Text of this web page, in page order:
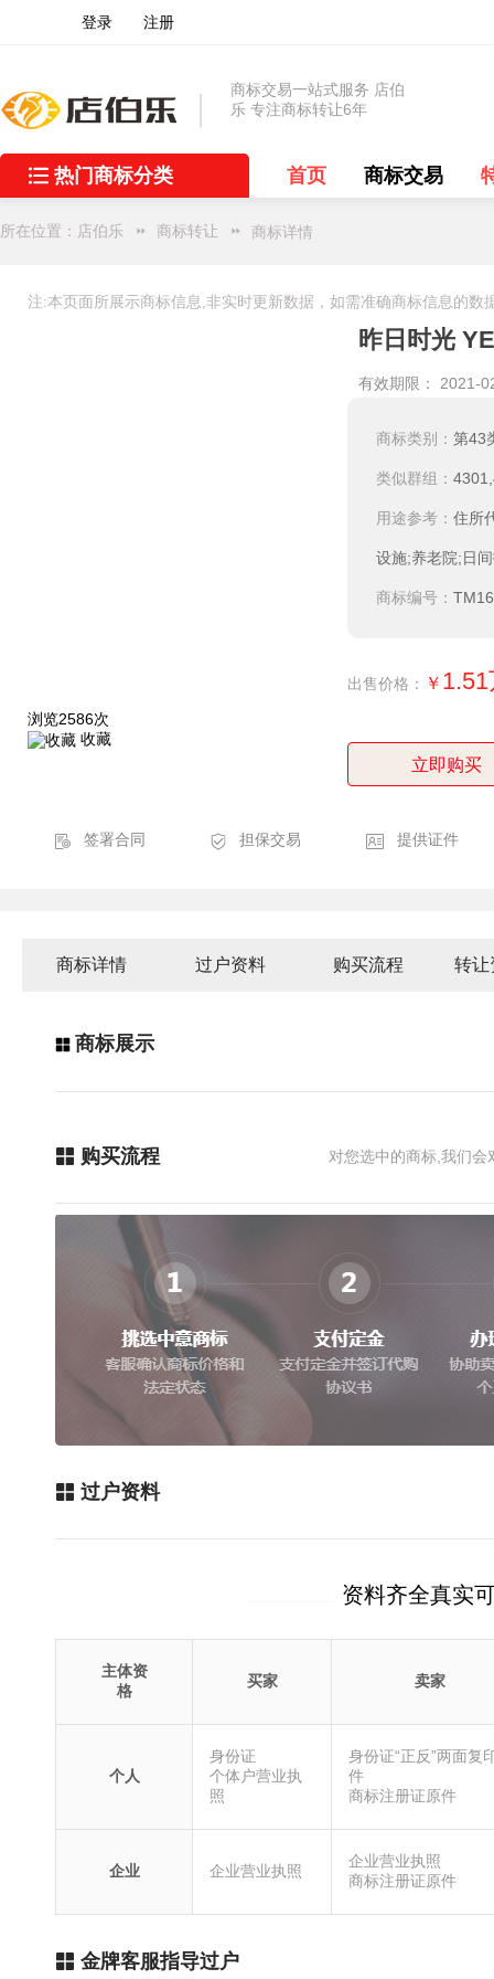
登录 注册
商标交易一站式服务 店伯
乐 专注商标转让6年
热门商标分类 首页 商标交易
所在位置： 店伯乐 商标转让 商标详情
注:本页面所展示商标信息,非实时更新数据，如需准确商标信息的数
浏览2586次
收藏
昨日时光
有效期限： 2021-
商标类别： 第43
类似群组：
用途参考： 住所
设施;养老院;日
商标编号：
出售价格： ￥
立即购买
签署合同 担保交易 提供证件
商标详情 过户资料 购买流程 转让
商标展示
购买流程 对您选中的商标,我们会
过户资料
资料齐全真实
主体资
格
买家 卖家
个人
身份证
个体户营业执
照
身份证“正反”两面复
件
商标注册证原件
企业 企业营业执照
企业营业执照
商标注册证原件
金牌客服指导过户